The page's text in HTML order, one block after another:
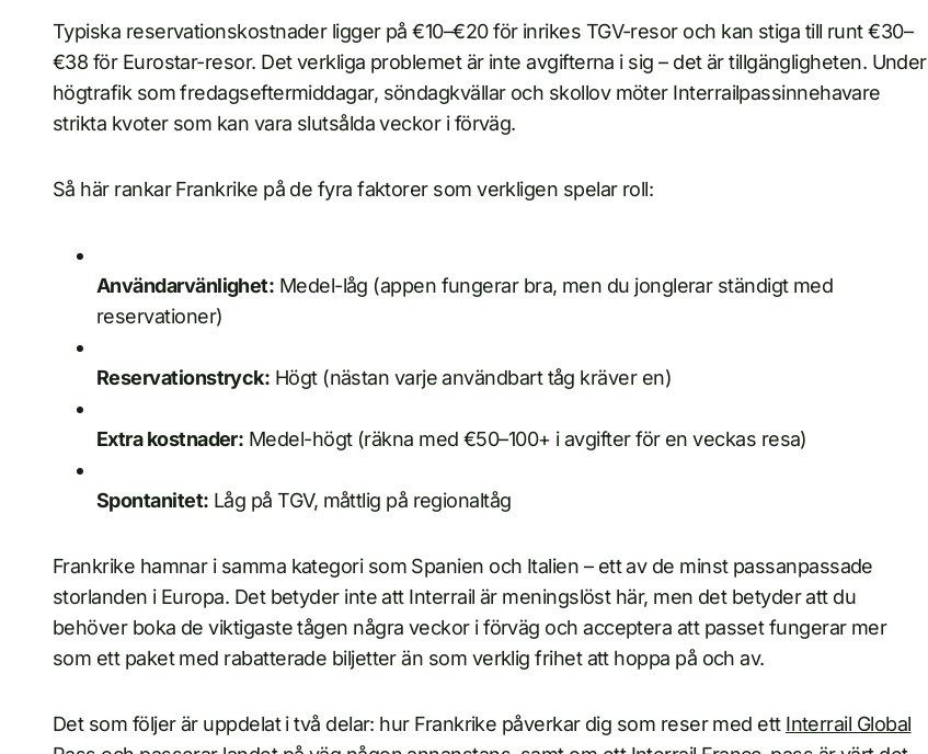
Typiska reservationskostnader ligger på €10–€20 för inrikes TGV-resor och kan stiga till runt €30–
€38 för Eurostar-resor. Det verkliga problemet är inte avgifterna i sig – det är tillgängligheten. Under
högtrafik som fredagseftermiddagar, söndagkvällar och skollov möter Interrailpassinnehavare
strikta kvoter som kan vara slutsålda veckor i förväg.
Så här rankar Frankrike på de fyra faktorer som verkligen spelar roll:
Användarvänlighet: Medel-låg (appen fungerar bra, men du jonglerar ständigt med
reservationer)
Reservationstryck: Högt (nästan varje användbart tåg kräver en)
Extra kostnader: Medel-högt (räkna med €50–100+ i avgifter för en veckas resa)
Spontanitet: Låg på TGV, måttlig på regionaltåg
Frankrike hamnar i samma kategori som Spanien och Italien – ett av de minst passanpassade
storlanden i Europa. Det betyder inte att Interrail är meningslöst här, men det betyder att du
behöver boka de viktigaste tågen några veckor i förväg och acceptera att passet fungerar mer
som ett paket med rabatterade biljetter än som verklig frihet att hoppa på och av.
Det som följer är uppdelat i två delar: hur Frankrike påverkar dig som reser med ett Interrail Global